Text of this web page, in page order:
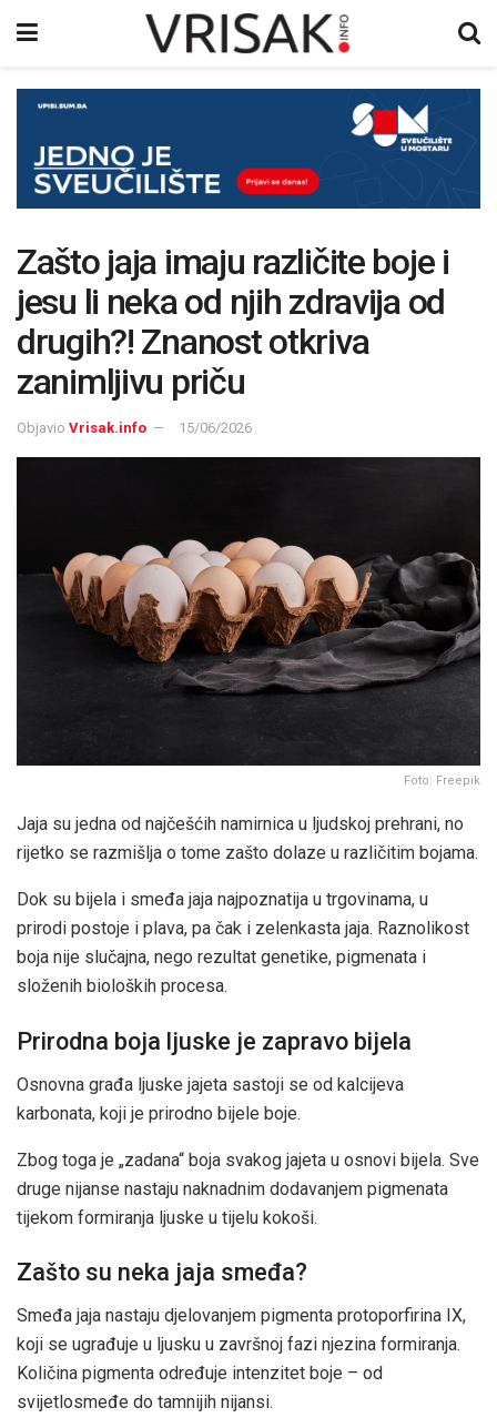
Zašto jaja imaju različite boje i
jesu li neka od njih zdravija od
drugih?! Znanost otkriva
zanimljivu priču
Objavio Vrisak.info 15/06/2026
Foto: Freepik
Jaja su jedna od najčešćih namirnica u ljudskoj prehrani, no
rijetko se razmišlja o tome zašto dolaze u različitim bojama.
Dok su bijela i smeđa jaja najpoznatija u trgovinama, u
prirodi postoje i plava, pa čak i zelenkasta jaja. Raznolikost
boja nije slučajna, nego rezultat genetike, pigmenata i
složenih bioloških procesa.
Prirodna boja ljuske je zapravo bijela
Osnovna građa ljuske jajeta sastoji se od kalcijeva
karbonata, koji je prirodno bijele boje.
Zbog toga je „zadana“ boja svakog jajeta u osnovi bijela. Sve
druge nijanse nastaju naknadnim dodavanjem pigmenata
tijekom formiranja ljuske u tijelu kokoši.
Zašto su neka jaja smeđa?
Smeđa jaja nastaju djelovanjem pigmenta protoporfirina IX,
koji se ugrađuje u ljusku u završnoj fazi njezina formiranja.
Količina pigmenta određuje intenzitet boje – od
svijetlosmeđe do tamnijih nijansi.